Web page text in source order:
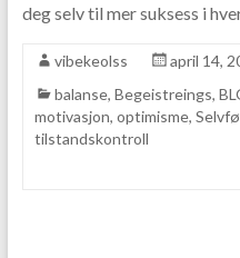
deg selv til mer suksess i
vibekeolss
april 14,
balanse, Begeistreings,
motivasjon, optimisme,
tilstandskontroll